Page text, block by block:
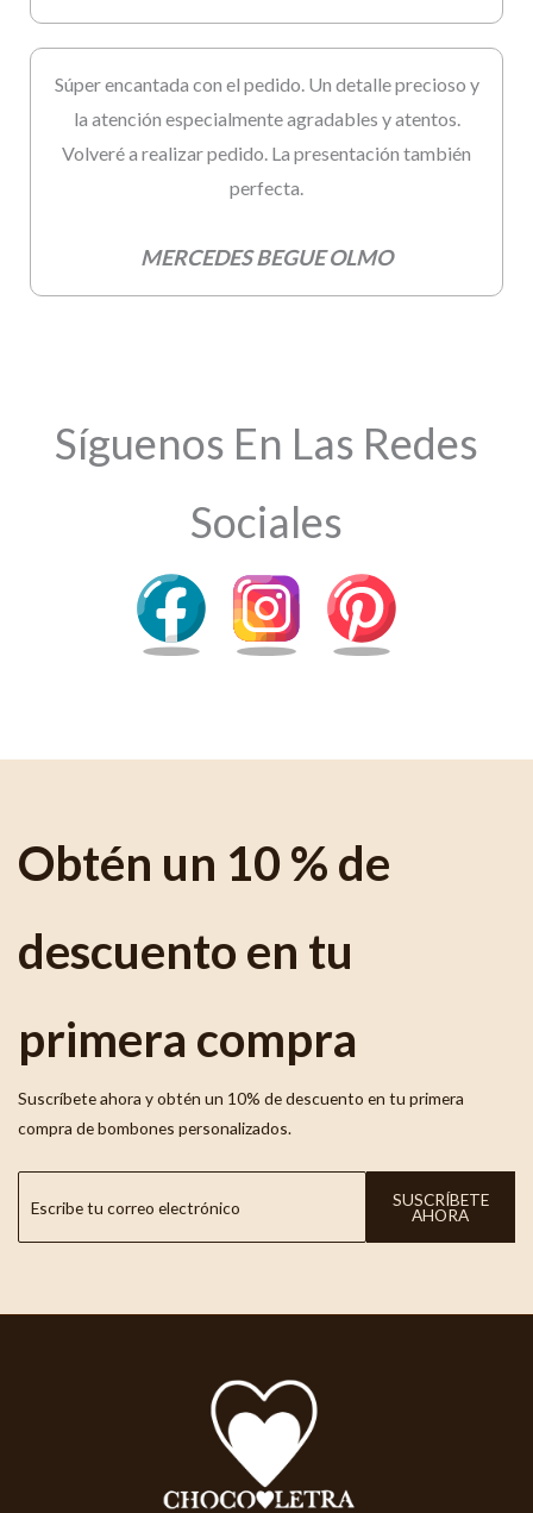
Súper encantada con el pedido. Un detalle precioso y
la atención especialmente agradables y atentos.
Volveré a realizar pedido. La presentación también
perfecta.
MERCEDES BEGUE OLMO
Síguenos En Las Redes
Sociales
Obtén un 10 % de
descuento en tu
primera compra
Suscríbete ahora y obtén un 10% de descuento en tu primera
compra de bombones personalizados.
SUSCRÍBETE
AHORA